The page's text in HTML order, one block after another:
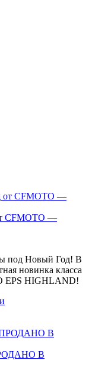
CFMOTO —
под Новый Год! В
новинка класса
EPS HIGHLAND!
В